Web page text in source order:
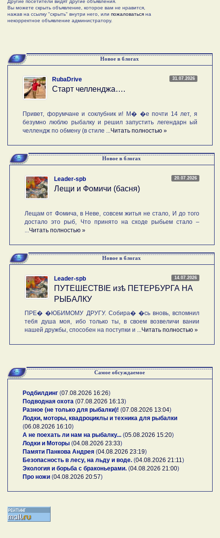
Другие посетители видят другие объявления.
Вы можете скрыть объявление, которое вам не нравится,
нажав на ссылку "скрыть" внутри него, или пожаловаться на
некорректное объявление администратору.
Новое в блогах
31.07.2026
RubaDrive
Старт челленджа….
Привет, форумчане и соклубник и! М� �е почти 14 лет, я
безумно люблю рыбалку и решил запустить легендарн ый
челлендж по обмену (в стиле ... Читать полностью »
Новое в блогах
20.07.2026
Leader-spb
Лещи и Фомичи (басня)
Лещам от Фомича, в Неве, совсем житья не стало, И до того
достало это рыб, Что принято на сходе рыбьем стало –
Читать полностью »
Новое в блогах
14.07.2026
Leader-spb
ПУТЕШЕСТВIE изѣ ПЕТЕРБУРГА НА
РЫБАЛКУ
ПРЕ� �ЮБИМОМУ ДРУГУ. Собира� �сь вновь, вспомнил
тебя душа моя, ибо только ты, в своем возвеличи вании
нашей дружбы, способен на поступки и ... Читать полностью »
Самое обсуждаемое
Родбилдинг (07.08.2026 16:26)
Подводная охота (07.08.2026 16:13)
Разное (не только для рыбалки)! (07.08.2026 13:04)
Лодки, моторы, квадроциклы и техника для рыбалки
(06.08.2026 16:10)
А не поехать ли нам на рыбалку... (05.08.2026 15:20)
Лодки и Моторы (04.08.2026 23:33)
Памяти Панкова Андрея (04.08.2026 23:19)
Безопасность в лесу, на льду и воде. (04.08.2026 21:11 )
Экология и борьба с браконьерами. (04.08.2026 21:00)
Про ножи (04.08.2026 20:57)